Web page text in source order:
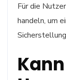
Für die
handeln, um